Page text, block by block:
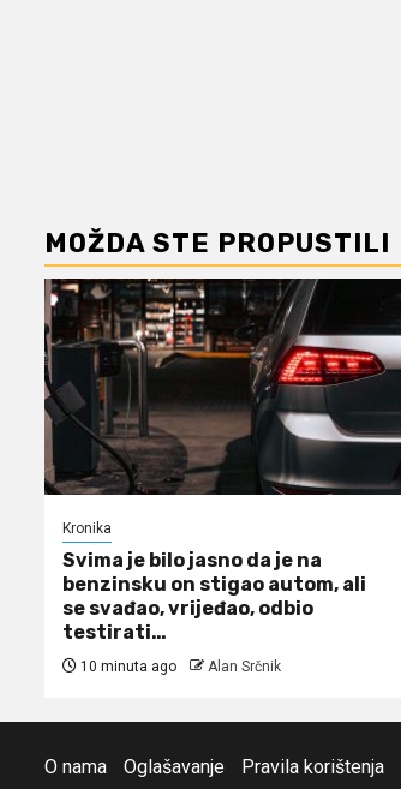
MOŽDA STE PROPUSTILI
Kronika
Svima je bilo jasno da je na
benzinsku on stigao autom, ali
se svađao, vrijeđao, odbio
testirati…
10 minuta ago Alan Srčnik
O nama Oglašavanje Pravila korištenja